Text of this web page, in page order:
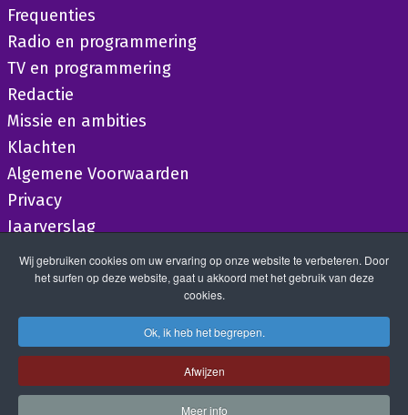
Frequenties
Radio en programmering
TV en programmering
Redactie
Missie en ambities
Klachten
Algemene Voorwaarden
Privacy
Jaarverslag
Wij gebruiken cookies om uw ervaring op onze website te verbeteren. Door
het surfen op deze website, gaat u akkoord met het gebruik van deze
cookies.
Ok, ik heb het begrepen.
Afwijzen
Meer info